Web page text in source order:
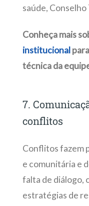
saúde,
Conheça mais
institucional
técnica da
7.
conflitos
Conflitos fazem
e comunitária e
falta de diálogo,
estratégias de